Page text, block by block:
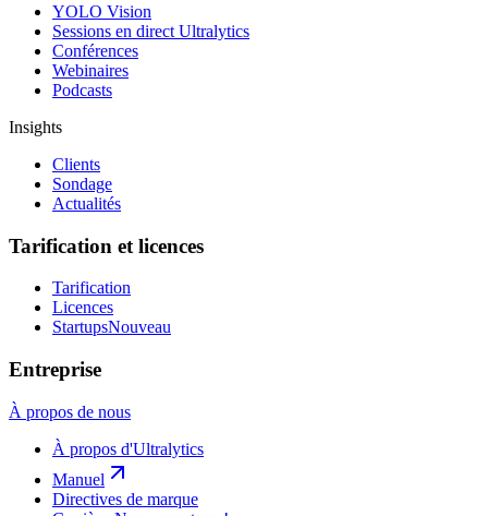
YOLO Vision
Sessions en direct Ultralytics
Conférences
Webinaires
Podcasts
Insights
Clients
Sondage
Actualités
Tarification et licences
Tarification
Licences
StartupsNouveau
Entreprise
À propos de nous
À propos d'Ultralytics
Manuel
Directives de marque